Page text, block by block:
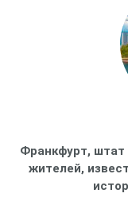
Франкфурт, штат
жителей,